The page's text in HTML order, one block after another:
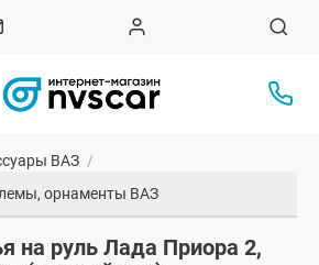
ВАЗ /
орнаменты ВАЗ
на руль Лада Приора 2,